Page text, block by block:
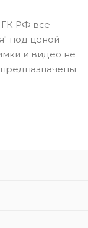
ГК РФ все
под ценой
и видео не